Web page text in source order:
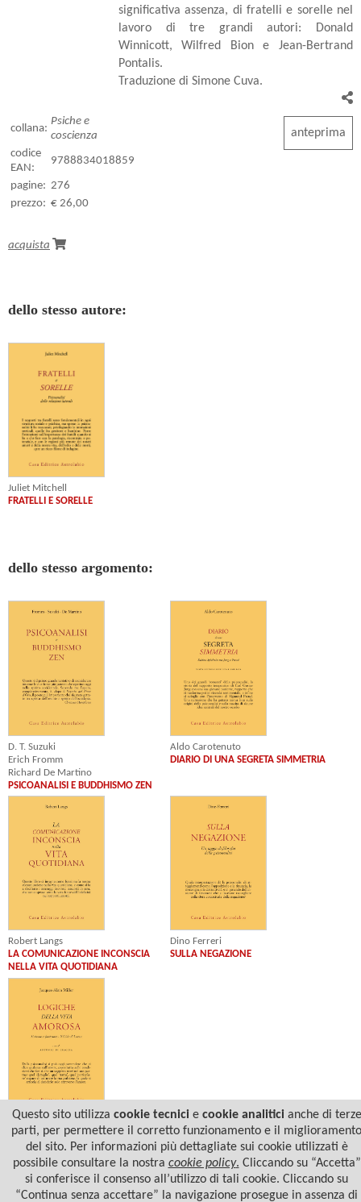
significativa assenza, di fratelli e sorelle nel
lavoro di tre grandi autori: Donald
Winnicott, Wilfred Bion e Jean-Bertrand
Pontalis.
Traduzione di Simone Cuva.
collana:
Psiche e
coscienza
codice
EAN:
9788834018859
pagine: 276
prezzo: € 26,00
acquista
anteprima
dello stesso autore:
Juliet Mitchell
FRATELLI E SORELLE
dello stesso argomento:
D. T. Suzuki
Erich Fromm
Richard De Martino
PSICOANALISI E BUDDHISMO ZEN
Aldo Carotenuto
DIARIO DI UNA SEGRETA SIMMETRIA
Robert Langs
LA COMUNICAZIONE INCONSCIA
NELLA VITA QUOTIDIANA
Dino Ferreri
SULLA NEGAZIONE
Jacques-Alain Miller
LOGICHE DELLA VITA AMOROSA
Questo sito utilizza cookie tecnicie cookie analiticianche di terze
parti, per permettere il corretto funzionamento e il miglioramento
del sito. Per informazioni più dettagliate sui cookie utilizzati è
possibile consultare la nostra cookie policy. Cliccando su “Accetta”
si conferisce il consenso all’utilizzo di tali cookie. Cliccando su
“Continua senza accettare” la navigazione prosegue in assenza di